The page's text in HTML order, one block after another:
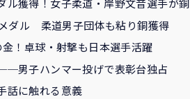
ル獲得！女子柔道・岸野文音選手が銅
ダル 柔道男子団体も粘り銅獲得
！卓球・射撃も日本選手活躍
男子ハンマー投げで表彰台独占
話に触れる意義